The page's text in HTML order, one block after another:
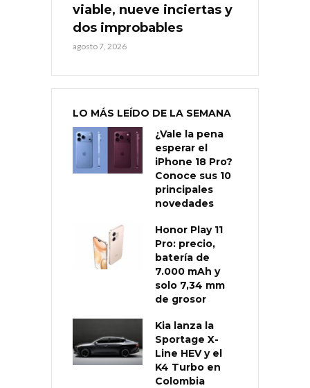
viable, nueve inciertas y
dos improbables
agosto 7, 2026
LO MÁS LEÍDO DE LA SEMANA
¿Vale la pena
esperar el
iPhone 18 Pro?
Conoce sus 10
principales
novedades
Honor Play 11
Pro: precio,
batería de
7.000 mAh y
solo 7,34 mm
de grosor
Kia lanza la
Sportage X-
Line HEV y el
K4 Turbo en
Colombia